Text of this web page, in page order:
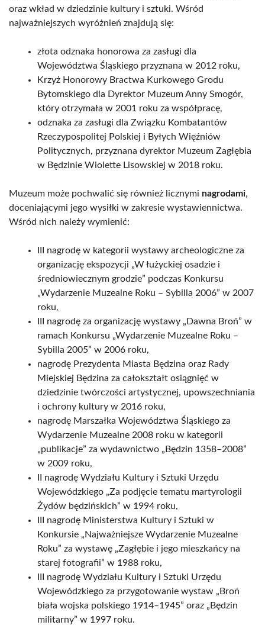
oraz wkład w dziedzinie kultury i sztuki. Wśród
najważniejszych wyróżnień znajdują się:
złota odznaka honorowa za zasługi dla
Województwa Śląskiego przyznana w 2012 roku,
Krzyż Honorowy Bractwa Kurkowego Grodu
Bytomskiego dla Dyrektor Muzeum Anny Smogór,
który otrzymała w 2001 roku za współpracę,
odznaka za zasługi dla Związku Kombatantów
Rzeczypospolitej Polskiej i Byłych Więźniów
Politycznych, przyznana dyrektor Muzeum Zagłębia
w Będzinie Wiolette Lisowskiej w 2018 roku.
Muzeum może pochwalić się również licznymi nagrodami,
doceniającymi jego wysiłki w zakresie wystawiennictwa.
Wśród nich należy wymienić:
III nagrodę w kategorii wystawy archeologiczne za
organizację ekspozycji „W łużyckiej osadzie i
średniowiecznym grodzie” podczas Konkursu
„Wydarzenie Muzealne Roku – Sybilla 2006” w 2007
roku,
III nagrodę za organizację wystawy „Dawna Broń” w
ramach Konkursu „Wydarzenie Muzealne Roku –
Sybilla 2005” w 2006 roku,
nagrodę Prezydenta Miasta Będzina oraz Rady
Miejskiej Będzina za całokształt osiągnięć w
dziedzinie twórczości artystycznej, upowszechniania
i ochrony kultury w 2016 roku,
nagrodę Marszałka Województwa Śląskiego za
Wydarzenie Muzealne 2008 roku w kategorii
„publikacje” za wydawnictwo „Będzin 1358–2008”
w 2009 roku,
II nagrodę Wydziału Kultury i Sztuki Urzędu
Wojewódzkiego „Za podjęcie tematu martyrologii
Żydów będzińskich” w 1994 roku,
III nagrodę Ministerstwa Kultury i Sztuki w
Konkursie „Najważniejsze Wydarzenie Muzealne
Roku” za wystawę „Zagłębie i jego mieszkańcy na
starej fotografii” w 1988 roku,
III nagrodę Wydziału Kultury i Sztuki Urzędu
Wojewódzkiego za przygotowanie wystaw „Broń
biała wojska polskiego 1914–1945” oraz „Będzin
militarny” w 1997 roku.